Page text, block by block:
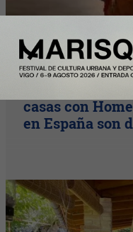
Y Además...
Más de la
casas con
en España son